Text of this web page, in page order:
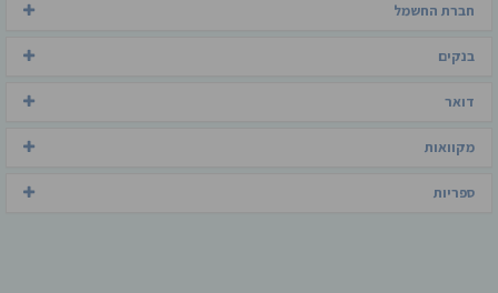
חברת החשמל
בנקים
דואר
מקוואות
ספריות